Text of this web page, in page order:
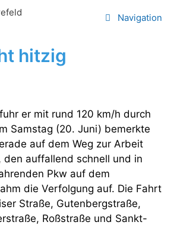
Navigation
hitzig
er mit rund 120 km/h durch
Samstag (20. Juni) bemerkte
auf dem Weg zur Arbeit
den auffallend schnell und in
Pkw auf dem
die Verfolgung auf. Die Fahrt
Straße, Gutenbergstraße,
Roßstraße und Sankt-